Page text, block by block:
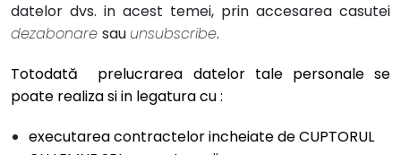
datelor dvs. in acest temei, prin accesarea casutei
dezabonare sau unsubscribe.
Totodată prelucrarea datelor tale personale se
poate realiza si in legatura cu :
executarea contractelor incheiate de CUPTORUL